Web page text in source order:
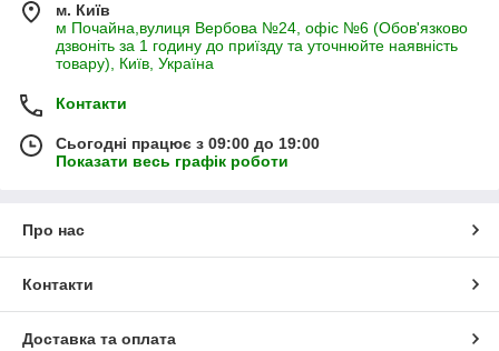
м. Київ
м Почайна,вулиця Вербова №24, офіс №6 (Обов'язково
дзвоніть за 1 годину до приїзду та уточнюйте наявність
товару), Київ, Україна
Контакти
Сьогодні працює з 09:00 до 19:00
Показати весь графік роботи
Про нас
Контакти
Доставка та оплата